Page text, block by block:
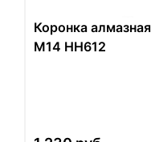
Коронка
M14 HH612